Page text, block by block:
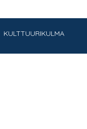
KULTTUURIKULMA